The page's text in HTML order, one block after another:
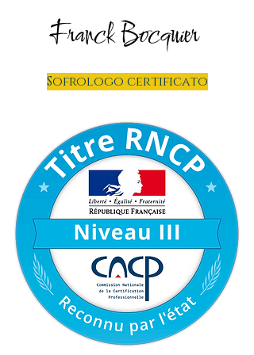
Sofrologo certificato
Franck Bocquier